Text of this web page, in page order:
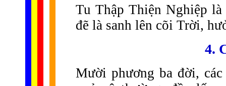
Tu Thập Thiện Nghiệp
đẽ là sanh lên cõi Trời,
4.
Mười phương ba đời,